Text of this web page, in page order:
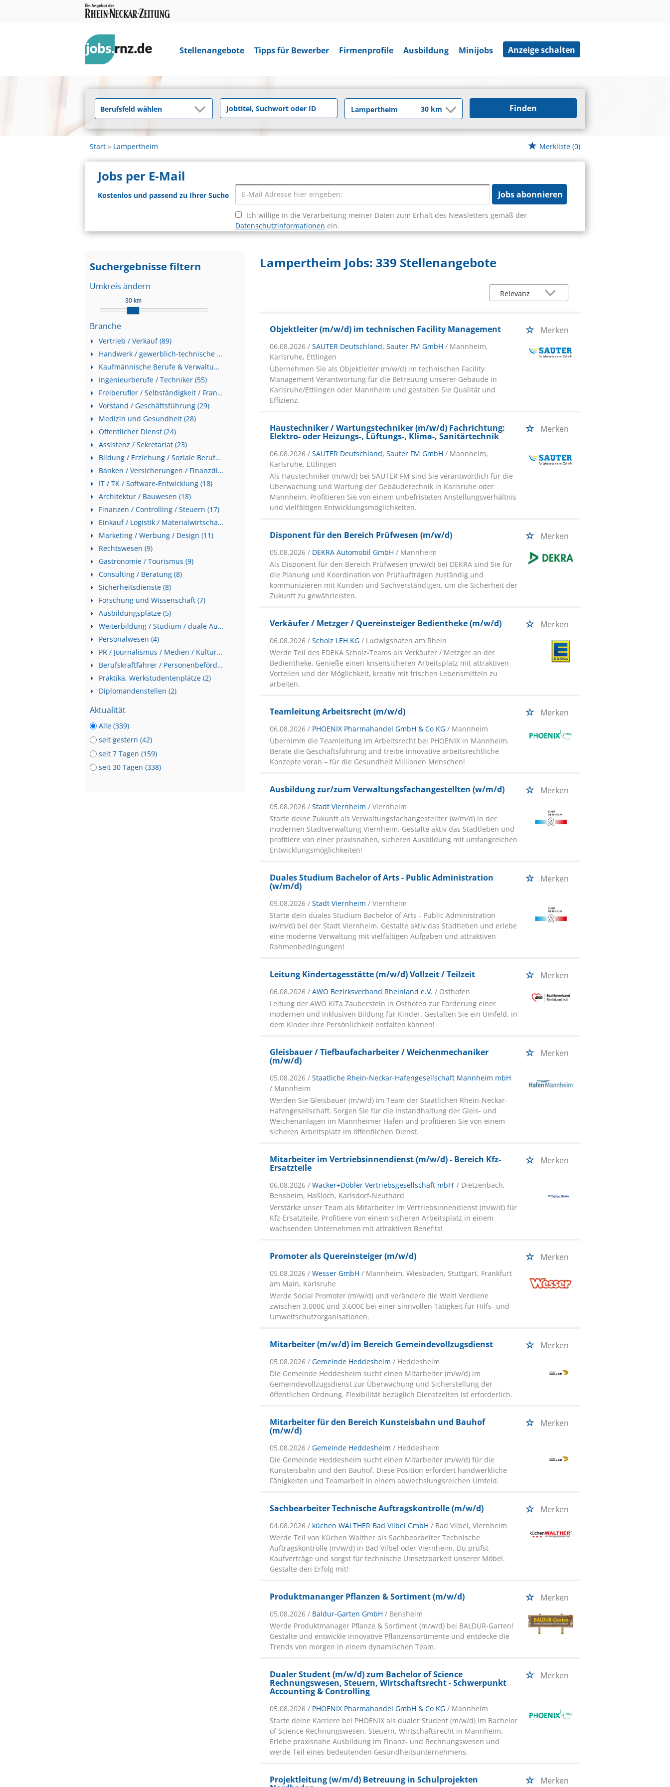
Stellenangebote Tipps für Bewerber Firmenprofile Ausbildung Minijobs Anzeige schalten
Finden
Start Lampertheim Merkliste (0)
Jobs per E-Mail
Kostenlos und passend zu Ihrer Suche Jobs abonnieren
Ich willige in die Verarbeitung meiner Daten zum Erhalt des Newsletters gemäß der
Datenschutzinformationen ein.
Suchergebnisse filtern
Umkreis ändern
30 km
Branche
Vertrieb / Verkauf (89)
Handwerk / gewerblich-technische Berufe (81)
Kaufmännische Berufe & Verwaltung (58)
Ingenieurberufe / Techniker (55)
Freiberufler / Selbständigkeit / Franchise (30)
Vorstand / Geschäftsführung (29)
Medizin und Gesundheit (28)
Öffentlicher Dienst (24)
Assistenz / Sekretariat (23)
Bildung / Erziehung / Soziale Berufe (23)
Banken / Versicherungen / Finanzdienstleister (19)
IT / TK / Software-Entwicklung (18)
Architektur / Bauwesen (18)
Finanzen / Controlling / Steuern (17)
Einkauf / Logistik / Materialwirtschaft (15)
Marketing / Werbung / Design (11)
Rechtswesen (9)
Gastronomie / Tourismus (9)
Consulting / Beratung (8)
Sicherheitsdienste (8)
Forschung und Wissenschaft (7)
Ausbildungsplätze (5)
Weiterbildung / Studium / duale Ausbildung (5)
Personalwesen (4)
PR / Journalismus / Medien / Kultur (3)
Berufskraftfahrer / Personenbeförderung (Land, Wasser, Luft) (3)
Praktika, Werkstudentenplätze (2)
Diplomandenstellen (2)
Aktualität
Alle (339)
seit gestern (42)
seit 7 Tagen (159)
seit 30 Tagen (338)
Lampertheim Jobs: 339 Stellenangebote
Objektleiter (m/w/d) im technischen Facility Management Merken
06.08.2026 /SAUTER Deutschland, Sauter FM GmbH / Mannheim,
Karlsruhe, Ettlingen
Übernehmen Sie als Objektleiter (m/w/d) im technischen Facility
Management Verantwortung für die Betreuung unserer Gebäude in
Karlsruhe/Ettlingen oder Mannheim und gestalten Sie Qualität und
Effizienz.
Haustechniker / Wartungstechniker (m/w/d) Fachrichtung:
Elektro- oder Heizungs-, Lüftungs-, Klima-, Sanitärtechnik
Merken
06.08.2026 /SAUTER Deutschland, Sauter FM GmbH / Mannheim,
Karlsruhe, Ettlingen
Als Haustechniker (m/w/d) bei SAUTER FM sind Sie verantwortlich für die
Überwachung und Wartung der Gebäudetechnik in Karlsruhe oder
Mannheim. Profitieren Sie von einem unbefristeten Anstellungsverhältnis
und vielfältigen Entwicklungsmöglichkeiten.
Disponent für den Bereich Prüfwesen (m/w/d) Merken
05.08.2026 / DEKRA Automobil GmbH / Mannheim
Als Disponent für den Bereich Prüfwesen (m/w/d) bei DEKRA sind Sie für
die Planung und Koordination von Prüfaufträgen zuständig und
kommunizieren mit Kunden und Sachverständigen, um die Sicherheit der
Zukunft zu gewährleisten.
Verkäufer / Metzger / Quereinsteiger Bedientheke (m/w/d) Merken
06.08.2026 /Scholz LEH KG / Ludwigshafen am Rhein
Werde Teil des EDEKA Scholz-Teams als Verkäufer / Metzger an der
Bedientheke. Genieße einen krisensicheren Arbeitsplatz mit attraktiven
Vorteilen und der Möglichkeit, kreativ mit frischen Lebensmitteln zu
arbeiten.
Teamleitung Arbeitsrecht (m/w/d) Merken
06.08.2026 / PHOENIX Pharmahandel GmbH & Co KG / Mannheim
Übernimm die Teamleitung im Arbeitsrecht bei PHOENIX in Mannheim.
Berate die Geschäftsführung und treibe innovative arbeitsrechtliche
Konzepte voran – für die Gesundheit Millionen Menschen!
Ausbildung zur/zum Verwaltungsfachangestellten (w/m/d) Merken
05.08.2026 /Stadt Viernheim / Viernheim
Starte deine Zukunft als Verwaltungsfachangestellter (w/m/d) in der
modernen Stadtverwaltung Viernheim. Gestalte aktiv das Stadtleben und
profitiere von einer praxisnahen, sicheren Ausbildung mit umfangreichen
Entwicklungsmöglichkeiten!
Duales Studium Bachelor of Arts - Public Administration
(w/m/d)
Merken
05.08.2026 /Stadt Viernheim / Viernheim
Starte dein duales Studium Bachelor of Arts - Public Administration
(w/m/d) bei der Stadt Viernheim. Gestalte aktiv das Stadtleben und erlebe
eine moderne Verwaltung mit vielfältigen Aufgaben und attraktiven
Rahmenbedingungen!
Leitung Kindertagesstätte (m/w/d) Vollzeit / Teilzeit Merken
06.08.2026 /AWO Bezirksverband Rheinland e.V. / Osthofen
Leitung der AWO KiTa Zauberstein in Osthofen zur Förderung einer
modernen und inklusiven Bildung für Kinder. Gestalten Sie ein Umfeld, in
dem Kinder ihre Persönlichkeit entfalten können!
Gleisbauer / Tiefbaufacharbeiter / Weichenmechaniker
(m/w/d)
Merken
05.08.2026 /Staatliche Rhein-Neckar-Hafengesellschaft Mannheim mbH
/ Mannheim
Werden Sie Gleisbauer (m/w/d) im Team der Staatlichen Rhein-Neckar-
Hafengesellschaft. Sorgen Sie für die Instandhaltung der Gleis- und
Weichenanlagen im Mannheimer Hafen und profitieren Sie von einem
sicheren Arbeitsplatz im öffentlichen Dienst.
Mitarbeiter im Vertriebsinnendienst (m/w/d) - Bereich Kfz-
Ersatzteile
Merken
06.08.2026 /Wacker+Döbler Vertriebsgesellschaft mbH' / Dietzenbach,
Bensheim, Haßloch, Karlsdorf-Neuthard
Verstärke unser Team als Mitarbeiter im Vertriebsinnendienst (m/w/d) für
Kfz-Ersatzteile. Profitiere von einem sicheren Arbeitsplatz in einem
wachsenden Unternehmen mit attraktiven Benefits!
Promoter als Quereinsteiger (m/w/d) Merken
05.08.2026 /Wesser GmbH / Mannheim, Wiesbaden, Stuttgart, Frankfurt
am Main, Karlsruhe
Werde Social Promoter (m/w/d) und verändere die Welt! Verdiene
zwischen 3.000€ und 3.600€ bei einer sinnvollen Tätigkeit für Hilfs- und
Umweltschutzorganisationen.
Mitarbeiter (m/w/d) im Bereich Gemeindevollzugsdienst Merken
05.08.2026 /Gemeinde Heddesheim / Heddesheim
Die Gemeinde Heddesheim sucht einen Mitarbeiter (m/w/d) im
Gemeindevollzugsdienst zur Überwachung und Sicherstellung der
öffentlichen Ordnung. Flexibilität bezüglich Dienstzeiten ist erforderlich.
Mitarbeiter für den Bereich Kunsteisbahn und Bauhof
(m/w/d)
Merken
05.08.2026 /Gemeinde Heddesheim / Heddesheim
Die Gemeinde Heddesheim sucht einen Mitarbeiter (m/w/d) für die
Kunsteisbahn und den Bauhof. Diese Position erfordert handwerkliche
Fähigkeiten und Teamarbeit in einem abwechslungsreichen Umfeld.
Sachbearbeiter Technische Auftragskontrolle (m/w/d) Merken
04.08.2026 / küchen WALTHER Bad Vilbel GmbH / Bad Vilbel, Viernheim
Werde Teil von Küchen Walther als Sachbearbeiter Technische
Auftragskontrolle (m/w/d) in Bad Vilbel oder Viernheim. Du prüfst
Kaufverträge und sorgst für technische Umsetzbarkeit unserer Möbel.
Gestalte den Erfolg mit!
Produktmananger Pflanzen & Sortiment (m/w/d) Merken
05.08.2026 / Baldur-Garten GmbH / Bensheim
Werde Produktmanager Pflanze & Sortiment (m/w/d) bei BALDUR-Garten!
Gestalte und entwickle innovative Pflanzensortimente und entdecke die
Trends von morgen in einem dynamischen Team.
Dualer Student (m/w/d) zum Bachelor of Science
Rechnungswesen, Steuern, Wirtschaftsrecht - Schwerpunkt
Accounting & Controlling
Merken
05.08.2026 / PHOENIX Pharmahandel GmbH & Co KG / Mannheim
Starte deine Karriere bei PHOENIX als dualer Student (m/w/d) im Bachelor
of Science Rechnungswesen, Steuern, Wirtschaftsrecht in Mannheim.
Erlebe praxisnahe Ausbildung im Finanz- und Rechnungswesen und
werde Teil eines bedeutenden Gesundheitsunternehmens.
Projektleitung (w/m/d) Betreuung in Schulprojekten Merken